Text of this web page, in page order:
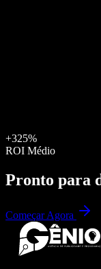
+325%
ROI Médio
Pronto para
Começar Agora